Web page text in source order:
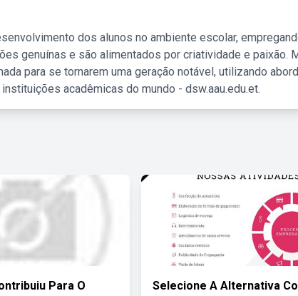
dos alunos no ambiente escolar,
genuínas e são alimentados por criatividade e paixão.
para se tornarem uma geração notável, utilizando
acadêmicas do mundo - dsw.aau.edu.et.
Para O Selecione A Alternativa